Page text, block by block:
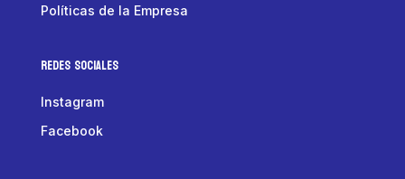
Políticas de la Empresa
Redes Sociales
Instagram
Facebook